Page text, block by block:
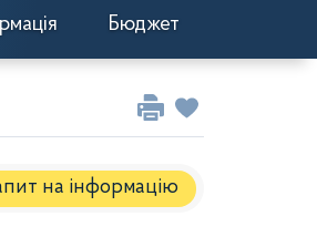
Бюджет
на iнформацію